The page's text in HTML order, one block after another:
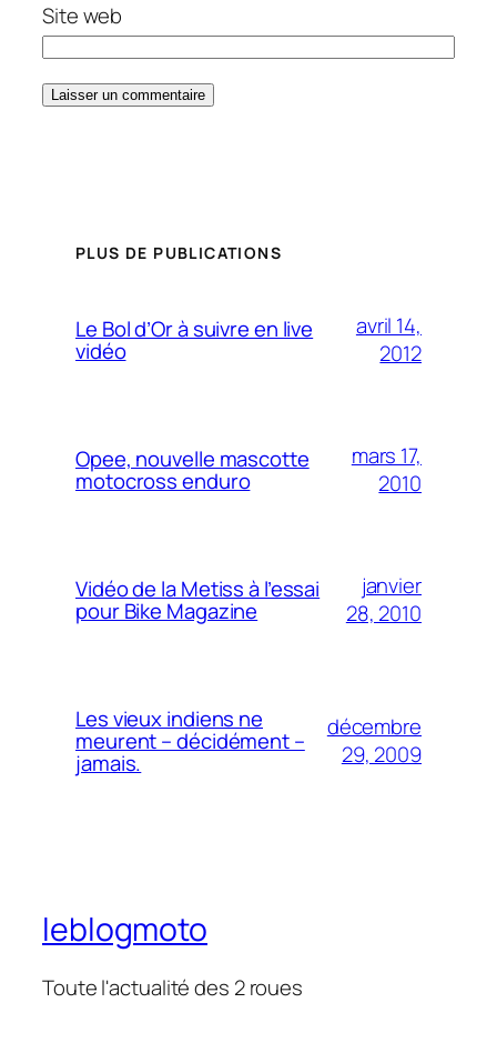
Site web
PLUS DE PUBLICATIONS
Le Bol d’Or à suivre en live
vidéo
avril 14,
2012
Opee, nouvelle mascotte
motocross enduro
mars 17,
2010
Vidéo de la Metiss à l’essai
pour Bike Magazine
janvier
28, 2010
Les vieux indiens ne
meurent – décidément –
jamais.
décembre
29, 2009
leblogmoto
Toute l'actualité des 2 roues